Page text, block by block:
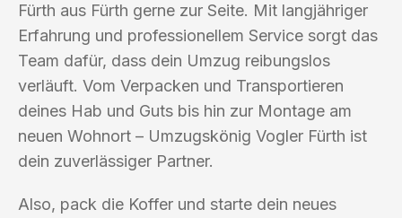
Fürth aus Fürth gerne zur Seite. Mit langjähriger
Erfahrung und professionellem Service sorgt das
Team dafür, dass dein Umzug reibungslos
verläuft. Vom Verpacken und Transportieren
deines Hab und Guts bis hin zur Montage am
neuen Wohnort – Umzugskönig Vogler Fürth ist
dein zuverlässiger Partner.
Also, pack die Koffer und starte dein neues